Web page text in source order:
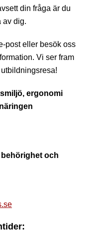
din fråga är du
av dig.
post eller besök oss
Vi ser fram
ergonomi
och